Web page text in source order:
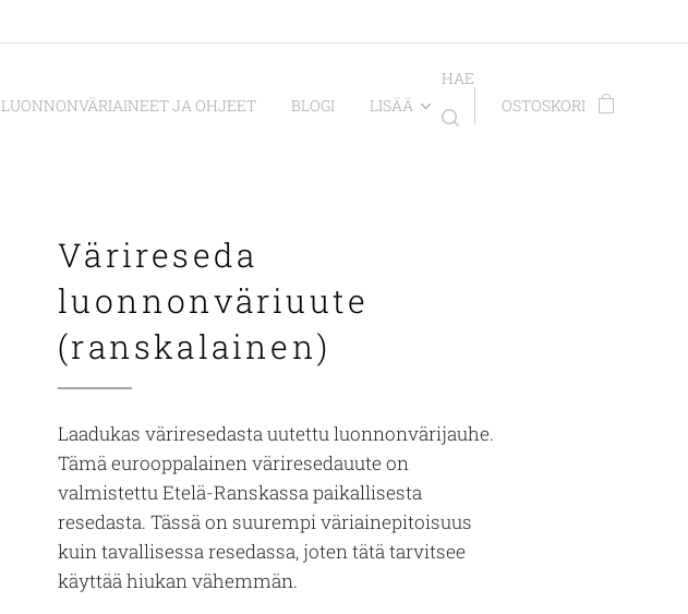
LUONNONVÄRIAINEET JA OHJEET BLOGI LISÄÄ
HAE
OSTOSKORI
Värireseda
luonnonväriuute
(ranskalainen)
Laadukas väriresedasta uutettu luonnonvärijauhe.
Tämä eurooppalainen väriresedauute on
valmistettu Etelä-Ranskassa paikallisesta
resedasta. Tässä on suurempi väriainepitoisuus
kuin tavallisessa resedassa, joten tätä tarvitsee
käyttää hiukan vähemmän.